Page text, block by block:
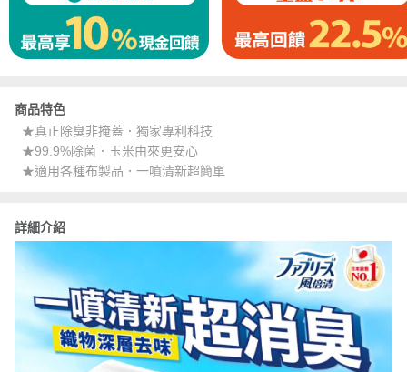
商品特色
★真正除臭非掩蓋．獨家專利科技
★99.9%除菌．玉米由來更安心
★適用各種布製品．一噴清新超簡單
詳細介紹